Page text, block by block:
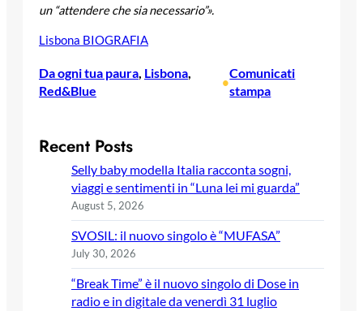
un “attendere che sia necessario”».
Lisbona BIOGRAFIA
Da ogni tua paura, Lisbona
Red&Blue
•
Comunicati
stampa
Recent Posts
Selly baby modella Italia racconta sogni,
viaggi e sentimenti in “Luna lei mi guarda”
August 5, 2026
SVOSIL: il nuovo singolo è “MUFASA”
July 30, 2026
“Break Time” è il nuovo singolo di Dose in
radio e in digitale da venerdì 31 luglio